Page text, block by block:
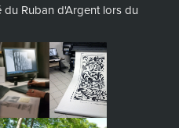
Ruban d'Argent lors du